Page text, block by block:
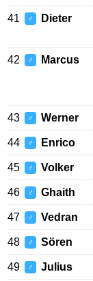
41 ♂ Dieter
42 ♂ Marcus
43 ♂ Werner
44 ♂ Enrico
45 ♂ Volker
46 ♂ Ghaith
47 ♂ Vedran
48 ♂ Sören
49 ♂ Julius